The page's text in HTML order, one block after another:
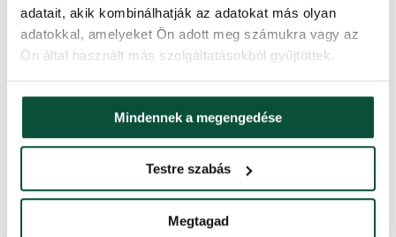
adatait, akik kombinálhatják az adatokat más olyan
adatokkal, amelyeket Ön adott meg számukra vagy az
Ön által használt más szolgáltatásokból gyűjtöttek.
Mindennek a megengedése
Testre szabás
Megtagad
66,600Ft
3D Kaukázusi Jegenyefenyő 150cm